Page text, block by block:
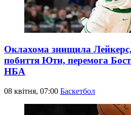
Оклахома знищила
побиття Юти, перемога
НБА
08 квітня, 07:00 Баскетбол